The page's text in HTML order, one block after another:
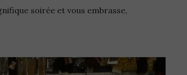
soirée et vous embrasse,